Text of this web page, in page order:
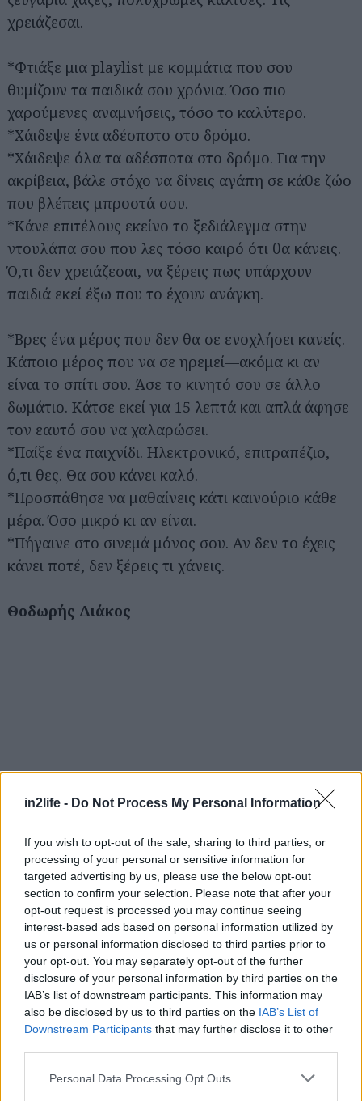
in2life - Do Not Process My Personal Information
If you wish to opt-out of the sale, sharing to third parties, or
processing of your personal or sensitive information for
targeted advertising by us, please use the below opt-out
section to confirm your selection. Please note that after your
opt-out request is processed you may continue seeing
interest-based ads based on personal information utilized by
us or personal information disclosed to third parties prior to
your opt-out. You may separately opt-out of the further
disclosure of your personal information by third parties on the
IAB’s list of downstream participants. This information may
also be disclosed by us to third parties on the IAB’s List of
Downstream Participants that may further disclose it to other
Please note that this website/app uses one or more Google
Personal Data Processing Opt Outs
χρειάζεσαι.
*Φτιάξε μια playlist με κομμάτια που σου
θυμίζουν τα παιδικά σου χρόνια. Όσο πιο
χαρούμενες αναμνήσεις, τόσο το καλύτερο.
*Χάιδεψε ένα αδέσποτο στο δρόμο.
*Χάιδεψε όλα τα αδέσποτα στο δρόμο. Για την
ακρίβεια, βάλε στόχο να δίνεις αγάπη σε κάθε ζώο
που βλέπεις μπροστά σου.
*Κάνε επιτέλους εκείνο το ξεδιάλεγμα στην
ντουλάπα σου που λες τόσο καιρό ότι θα κάνεις.
Ό,τι δεν χρειάζεσαι, να ξέρεις πως υπάρχουν
παιδιά εκεί έξω που το έχουν ανάγκη.
*Βρες ένα μέρος που δεν θα σε ενοχλήσει κανείς.
Κάποιο μέρος που να σε ηρεμεί—ακόμα κι αν
είναι το σπίτι σου. Άσε το κινητό σου σε άλλο
δωμάτιο. Κάτσε εκεί για 15 λεπτά και απλά άφησε
τον εαυτό σου να χαλαρώσει.
*Παίξε ένα παιχνίδι. Ηλεκτρονικό, επιτραπέζιο,
ό,τι θες. Θα σου κάνει καλό.
*Προσπάθησε να μαθαίνεις κάτι καινούριο κάθε
μέρα. Όσο μικρό κι αν είναι.
*Πήγαινε στο σινεμά μόνος σου. Αν δεν το έχεις
κάνει ποτέ, δεν ξέρεις τι χάνεις.
Θοδωρής Διάκος
για...